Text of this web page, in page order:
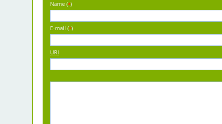
Name (*)
E-mail (*)
URI